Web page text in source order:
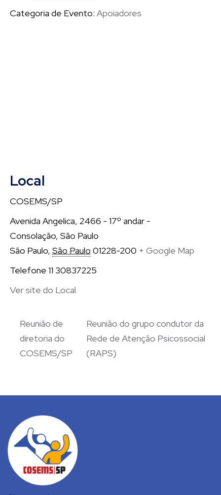
Categoria de Evento: Apoiadores
Local
COSEMS/SP
Avenida Angelica, 2466 - 17º andar -
Consolação, São Paulo
São Paulo, São Paulo 01228-200 + Google Map
Telefone 11 30837225
Ver site do Local
Reunião de
diretoria do
COSEMS/SP
Reunião do grupo condutor da
Rede de Atenção Psicossocial
(RAPS)